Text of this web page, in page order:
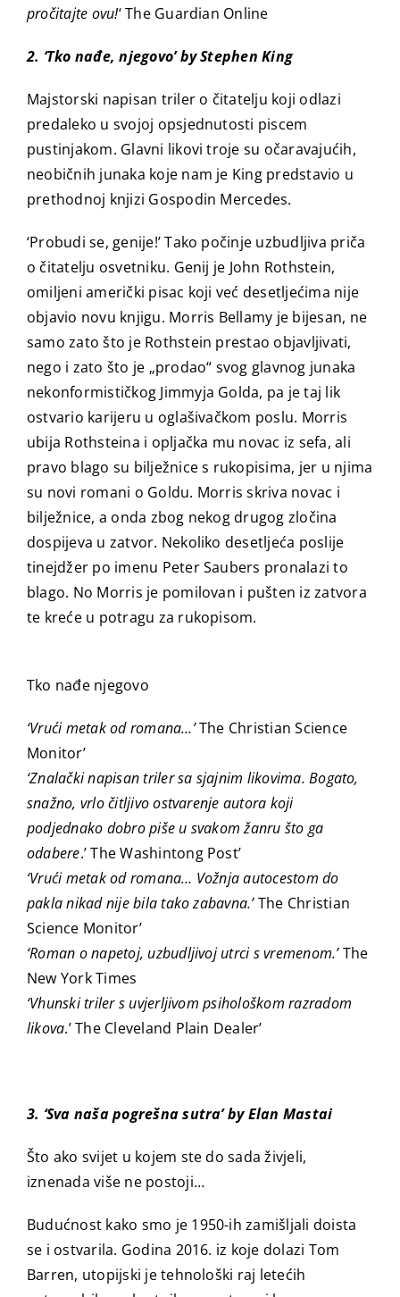
pročitajte ovu!‘ The Guardian Online
2. ‘Tko nađe, njegovo’ by Stephen King
Majstorski napisan triler o čitatelju koji odlazi
predaleko u svojoj opsjednutosti piscem
pustinjakom. Glavni likovi troje su očaravajućih,
neobičnih junaka koje nam je King predstavio u
prethodnoj knjizi Gospodin Mercedes.
‘Probudi se, genije!’ Tako počinje uzbudljiva priča
o čitatelju osvetniku. Genij je John Rothstein,
omiljeni američki pisac koji već desetljećima nije
objavio novu knjigu. Morris Bellamy je bijesan, ne
samo zato što je Rothstein prestao objavljivati,
nego i zato što je „prodao“ svog glavnog junaka
nekonformističkog Jimmyja Golda, pa je taj lik
ostvario karijeru u oglašivačkom poslu. Morris
ubija Rothsteina i opljačka mu novac iz sefa, ali
pravo blago su bilježnice s rukopisima, jer u njima
su novi romani o Goldu. Morris skriva novac i
bilježnice, a onda zbog nekog drugog zločina
dospijeva u zatvor. Nekoliko desetljeća poslije
tinejdžer po imenu Peter Saubers pronalazi to
blago. No Morris je pomilovan i pušten iz zatvora
te kreće u potragu za rukopisom.
Tko nađe njegovo
‘Vrući metak od romana…’The Christian Science
Monitor’
‘Znalački napisan triler sa sjajnim likovima. Bogato,
snažno, vrlo čitljivo ostvarenje autora koji
podjednako dobro piše u svakom žanru što ga
odabere.’ The Washintong Post’
‘Vrući metak od romana… Vožnja autocestom do
pakla nikad nije bila tako zabavna.’The Christian
Science Monitor’
‘Roman o napetoj, uzbudljivoj utrci s vremenom.’The
New York Times
‘Vhunski triler s uvjerljivom psihološkom razradom
likova.’ The Cleveland Plain Dealer’
3. ‘Sva naša pogrešna sutra’ by Elan Mastai
Što ako svijet u kojem ste do sada živjeli,
iznenada više ne postoji…
Budućnost kako smo je 1950-ih zamišljali doista
se i ostvarila. Godina 2016. iz koje dolazi Tom
Barren, utopijski je tehnološki raj letećih